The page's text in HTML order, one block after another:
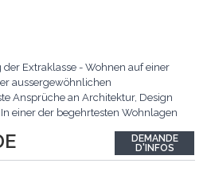
Extraklasse - Wohnen auf einer
aussergewöhnlichen
Ansprüche an Architektur, Design
einer der begehrtesten Wohnlagen
230 m² Wohnfläche, das
und zeitlose Eleganz auf
DEMANDE
D'INFOS